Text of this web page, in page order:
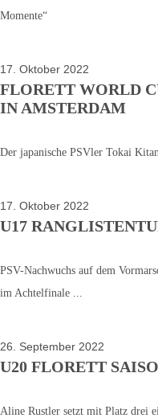
Momente“
17. Oktober 2022
FLORETT WORLD
IN AMSTERDAM
Der japanische PSVler Tokai
17. Oktober 2022
U17
PSV-Nachwuchs auf dem
im Achtelfinale ...
26. September 2022
U20 FLORETT
Aline Rustler setzt mit Platz drei